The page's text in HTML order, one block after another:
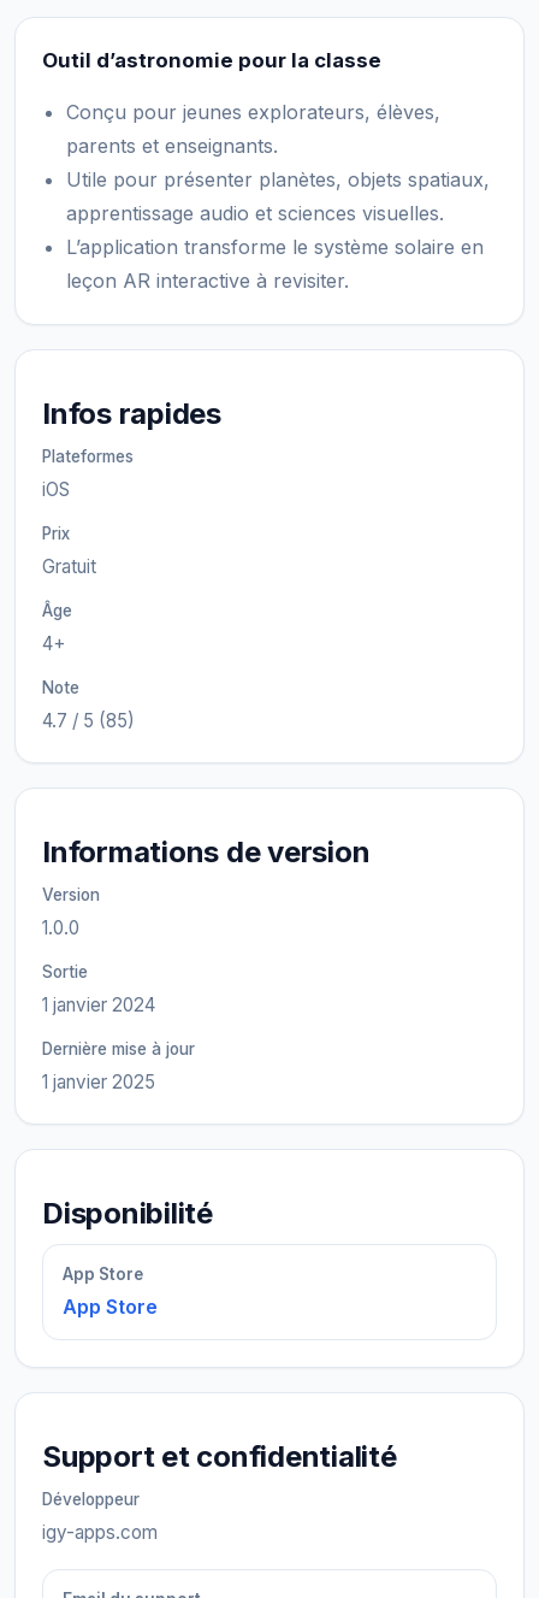
Outil d’astronomie pour la classe
Conçu pour jeunes explorateurs, élèves,
parents et enseignants.
Utile pour présenter planètes, objets spatiaux,
apprentissage audio et sciences visuelles.
L’application transforme le système solaire en
leçon AR interactive à revisiter.
Infos rapides
Plateformes
iOS
Prix
Gratuit
Âge
4+
Note
4.7 / 5 (85)
Informations de version
Version
1.0.0
Sortie
1 janvier 2024
Dernière mise à jour
1 janvier 2025
Disponibilité
App Store
App Store
Support et confidentialité
Développeur
igy-apps.com